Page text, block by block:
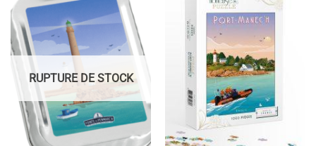
RUPTURE DE STOCK